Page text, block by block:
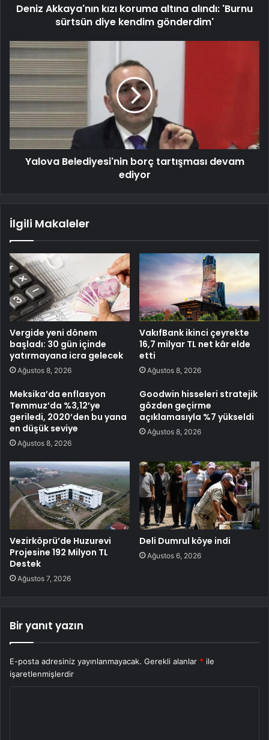
Deniz Akkaya'nın kızı koruma altına alındı: 'Burnu
sürtsün diye kendim gönderdim'
Yalova Belediyesi'nin borç tartışması devam
ediyor
İlgili Makaleler
Vergide yeni dönem
başladı: 30 gün içinde
yatırmayana icra gelecek
Ağustos 8, 2026
VakıfBank ikinci çeyrekte
16,7 milyar TL net kâr elde
etti
Ağustos 8, 2026
Meksika’da enflasyon
Temmuz’da %3,12’ye
geriledi, 2020’den bu yana
en düşük seviye
Ağustos 8, 2026
Goodwin hisseleri stratejik
gözden geçirme
açıklamasıyla %7 yükseldi
Ağustos 8, 2026
Vezirköprü’de Huzurevi
Projesine 192 Milyon TL
Destek
Ağustos 7, 2026
Deli Dumrul köye indi
Ağustos 6, 2026
Bir yanıt yazın
E-posta adresiniz yayınlanmayacak. Gerekli alanlar * ile
işaretlenmişlerdir